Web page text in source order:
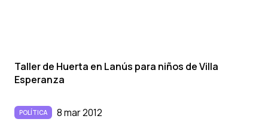
Taller de Huerta en Lanús para niños de Villa
Esperanza
POLÍTICA 8 mar 2012